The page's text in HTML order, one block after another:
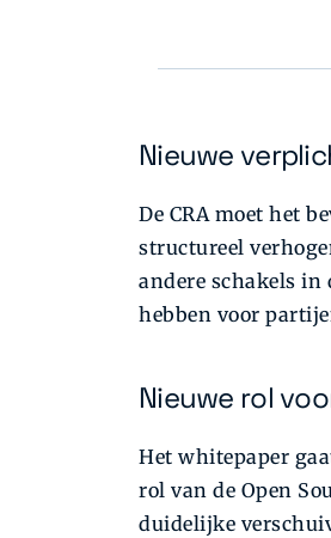
Nieuwe
De CRA moet het
structureel
andere schakels in
hebben voor
Nieuwe rol
Het whitepaper
rol van de Open
duidelijke